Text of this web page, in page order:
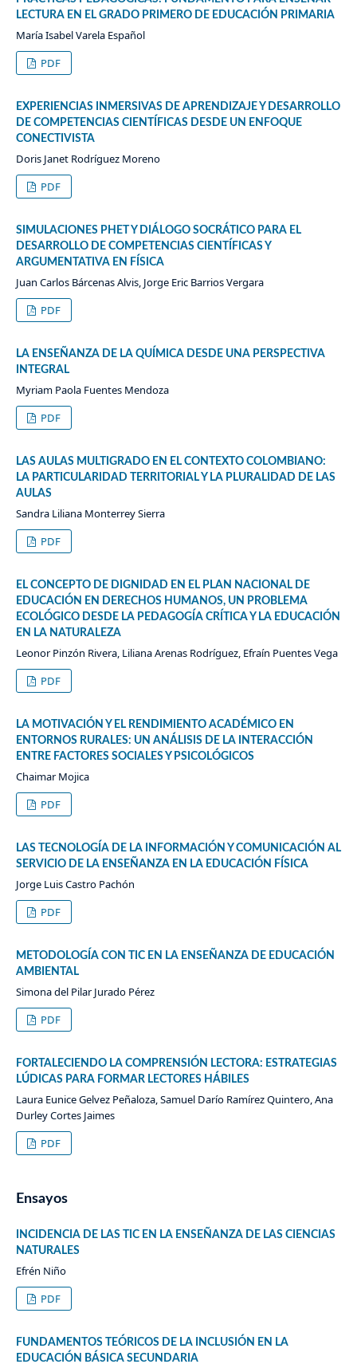
LECTURA EN EL GRADO PRIMERO DE EDUCACIÓN PRIMARIA
María Isabel Varela Español
PDF
EXPERIENCIAS INMERSIVAS DE APRENDIZAJE Y DESARROLLO
DE COMPETENCIAS CIENTÍFICAS DESDE UN ENFOQUE
CONECTIVISTA
Doris Janet Rodríguez Moreno
PDF
SIMULACIONES PHET Y DIÁLOGO SOCRÁTICO PARA EL
DESARROLLO DE COMPETENCIAS CIENTÍFICAS Y
ARGUMENTATIVA EN FÍSICA
Juan Carlos Bárcenas Alvis, Jorge Eric Barrios Vergara
PDF
LA ENSEÑANZA DE LA QUÍMICA DESDE UNA PERSPECTIVA
INTEGRAL
Myriam Paola Fuentes Mendoza
PDF
LAS AULAS MULTIGRADO EN EL CONTEXTO COLOMBIANO:
LA PARTICULARIDAD TERRITORIAL Y LA PLURALIDAD DE LAS
AULAS
Sandra Liliana Monterrey Sierra
PDF
EL CONCEPTO DE DIGNIDAD EN EL PLAN NACIONAL DE
EDUCACIÓN EN DERECHOS HUMANOS, UN PROBLEMA
ECOLÓGICO DESDE LA PEDAGOGÍA CRÍTICA Y LA EDUCACIÓN
EN LA NATURALEZA
Leonor Pinzón Rivera, Liliana Arenas Rodríguez, Efraín Puentes Vega
PDF
LA MOTIVACIÓN Y EL RENDIMIENTO ACADÉMICO EN
ENTORNOS RURALES: UN ANÁLISIS DE LA INTERACCIÓN
ENTRE FACTORES SOCIALES Y PSICOLÓGICOS
Chaimar Mojica
PDF
LAS TECNOLOGÍA DE LA INFORMACIÓN Y COMUNICACIÓN AL
SERVICIO DE LA ENSEÑANZA EN LA EDUCACIÓN FÍSICA
Jorge Luis Castro Pachón
PDF
METODOLOGÍA CON TIC EN LA ENSEÑANZA DE EDUCACIÓN
AMBIENTAL
Simona del Pilar Jurado Pérez
PDF
FORTALECIENDO LA COMPRENSIÓN LECTORA: ESTRATEGIAS
LÚDICAS PARA FORMAR LECTORES HÁBILES
Laura Eunice Gelvez Peñaloza, Samuel Darío Ramírez Quintero, Ana
Durley Cortes Jaimes
PDF
Ensayos
INCIDENCIA DE LAS TIC EN LA ENSEÑANZA DE LAS CIENCIAS
NATURALES
Efrén Niño
PDF
FUNDAMENTOS TEÓRICOS DE LA INCLUSIÓN EN LA
EDUCACIÓN BÁSICA SECUNDARIA